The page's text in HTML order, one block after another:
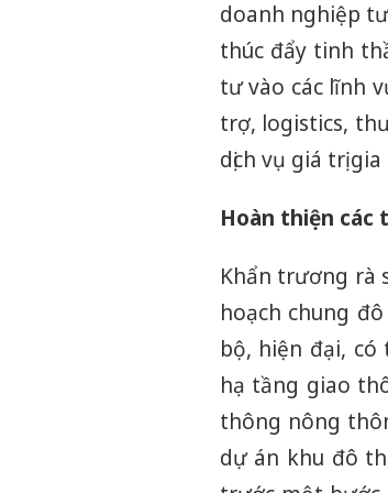
doanh nghiệp
thúc đẩy tinh
tư vào các lĩnh
trợ, logistics,
dịch vụ giá trị
Hoàn thiện các
Khẩn trương rà
hoạch chung
bộ, hiện đại,
hạ tầng giao
thông nông
dự án khu đô